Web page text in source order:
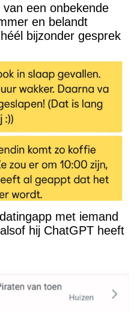
een onbekende
en belandt
bijzonder gesprek
met iemand
hij ChatGPT heeft